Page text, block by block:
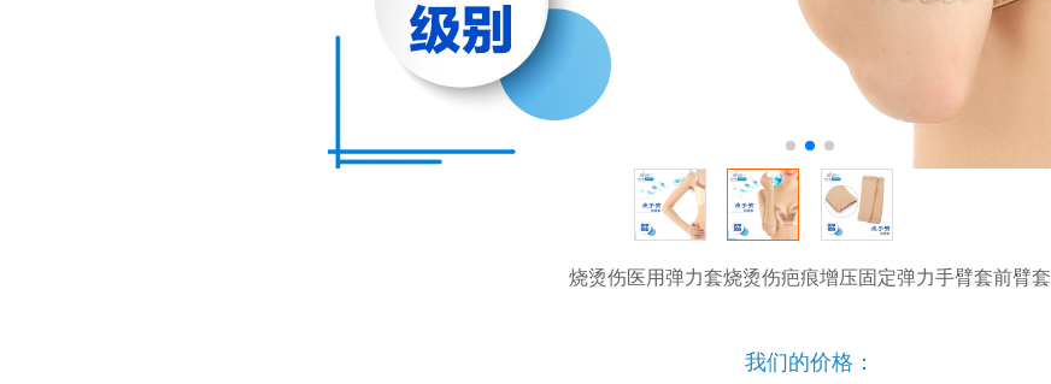
烧烫伤医用弹力套烧烫伤疤痕增压固定弹力手臂套前臂套
我们的价格：